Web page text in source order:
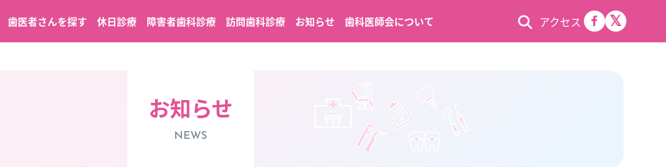
歯医者さんを探す 休日診療 障害者歯科診療 訪問歯科診療 お知らせ 歯科医師会について アクセス
お知らせ
NEWS